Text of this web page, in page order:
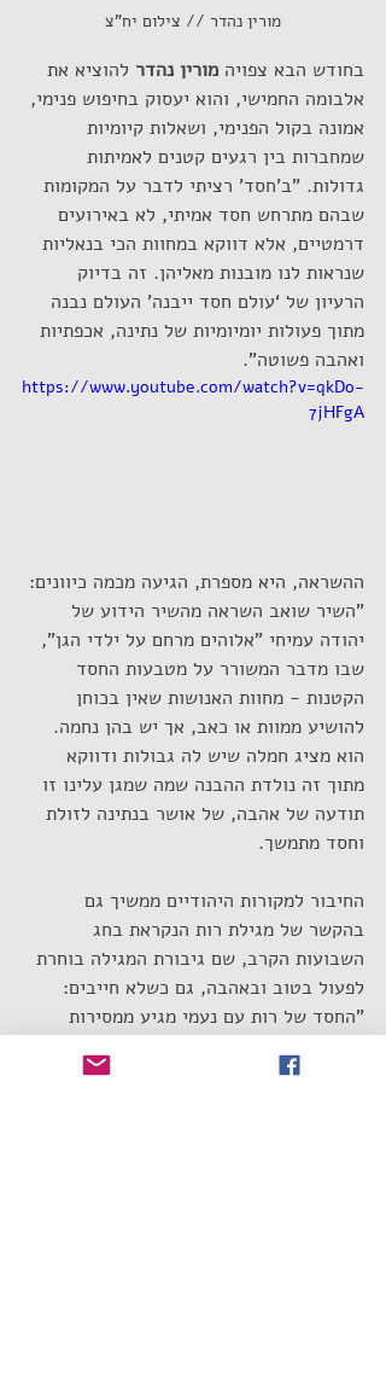
מורין נהדר // צילום יח"צ
בחודש הבא צפויה מורין נהדר להוציא את
אלבומה החמישי, והוא יעסוק בחיפוש פנימי,
אמונה בקול הפנימי, ושאלות קיומיות
שמחברות בין רגעים קטנים לאמיתות
גדולות. "ב'חסד' רציתי לדבר על המקומות
שבהם מתרחש חסד אמיתי, לא באירועים
דרמטיים, אלא דווקא במחוות הכי בנאליות
שנראות לנו מובנות מאליהן. זה בדיוק
הרעיון של ‘עולם חסד ייבנה’ העולם נבנה
מתוך פעולות יומיומיות של נתינה, אכפתיות
ואהבה פשוטה".
https://www.youtube.com/watch?v=qkDo-
7jHFgA
ההשראה, היא מספרת, הגיעה מכמה כיוונים:
"השיר שואב השראה מהשיר הידוע של
יהודה עמיחי "אלוהים מרחם על ילדי הגן",
שבו מדבר המשורר על מטבעות החסד
הקטנות - מחוות האנושות שאין בכוחן
להושיע ממוות או כאב, אך יש בהן נחמה.
הוא מציג חמלה שיש לה גבולות ודווקא
מתוך זה נולדת ההבנה שמה שמגן עלינו זו
תודעה של אהבה, של אושר בנתינה לזולת
וחסד מתמשך.
החיבור למקורות היהודיים ממשיך גם
בהקשר של מגילת רות הנקראת בחג
השבועות הקרב, שם גיבורת המגילה בוחרת
לפעול בטוב ובאהבה, גם כשלא חייבים:
"החסד של רות עם נעמי מגיע ממסירות
דוד ומלכות בית דוד כולה. זה לא רק סיפור